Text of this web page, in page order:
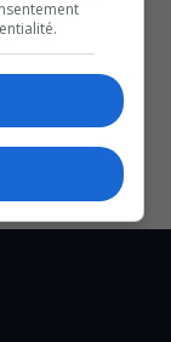
X
NOTRE